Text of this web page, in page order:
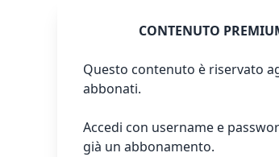
CONTENUTO
Questo contenuto è riservato
abbonati.
Accedi con username e
già un abbonamento.